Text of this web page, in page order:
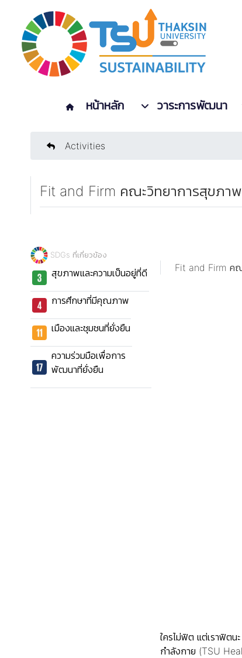
หน้าหลัก วาระการพัฒนา
Activities
Fit and Firm คณะวิทยาการสุขภา
SDGs ที่เกี่ยวข้อง
สุขภาพและความเป็นอยู่ที่ดี
การศึกษาที่มีคุณภาพ
เมืองและชุมชนที่ยั่งยืน
ความร่วมมือเพื่อการ
พัฒนาที่ยั่งยืน
Fit and Firm ค
ใครไม่ฟิต แต่เราฟิต
กำลังกาย (TSU